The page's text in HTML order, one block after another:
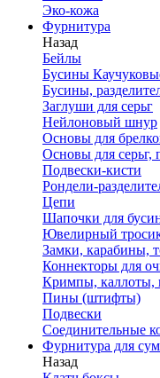
Эко-кожа
Фурнитура
Назад
Бейлы
Бусины
Бусины,
Заглуши для серьг
Нейлоновый шнур
Основы для
Основы для серьг,
Подвески-кисти
Рондели-
Цепи
Шапочки для
Ювелирный
Замки, карабины,
Коннекторы для
Кримпы, каллоты,
Пины (штифты)
Подвески
Соединительные
Фурнитура для
Назад